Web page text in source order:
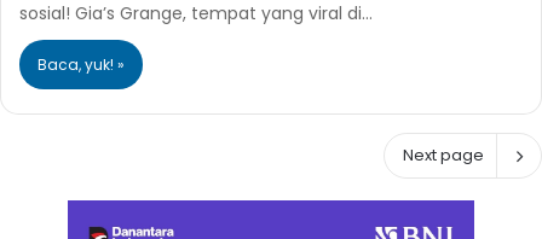
sosial! Gia’s Grange, tempat yang viral di…
Baca, yuk! »
Next page